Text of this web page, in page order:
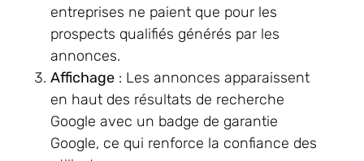
entreprises ne paient que pour les
prospects qualifiés générés par les
annonces.
Affichage : Les annonces apparaissent
en haut des résultats de recherche
Google avec un badge de garantie
Google, ce qui renforce la confiance des